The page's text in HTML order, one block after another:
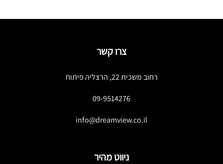
צרו קשר
רחוב משכית 22, הרצליה פיתוח
09-9514276
info@dreamview.co.il
ניווט מהיר